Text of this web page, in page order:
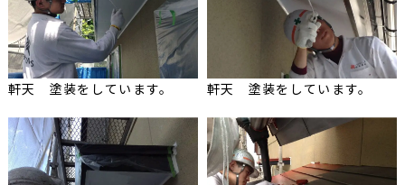
軒天 塗装をしています。 軒天 塗装をしています。